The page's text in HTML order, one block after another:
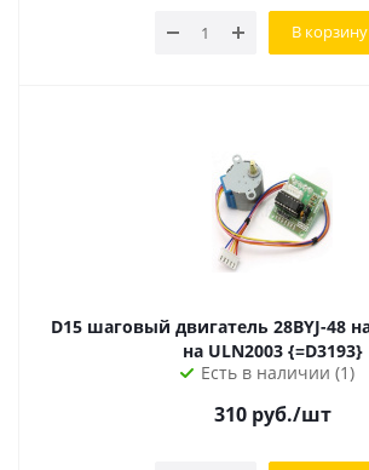
В корзину
D15 шаговый двигатель 28BYJ-48 на 5В и драйвер
на ULN2003 {=D3193}
Есть в наличии (1)
310руб./шт